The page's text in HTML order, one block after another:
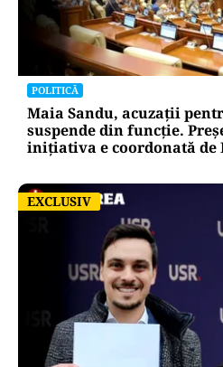
POLITICĂ
Maia Sandu, acuzații
suspende din funcție.
inițiativa e coordonată de
EXCLUSIV
EXCLUSIV